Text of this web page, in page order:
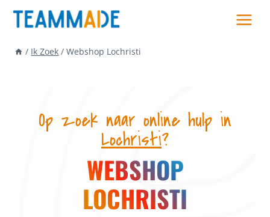
Skip
/ Ik Zoek / Webshop Lochristi
Op zoek naar online hulp in
Lochristi?
WEBSHOP
LOCHRISTI